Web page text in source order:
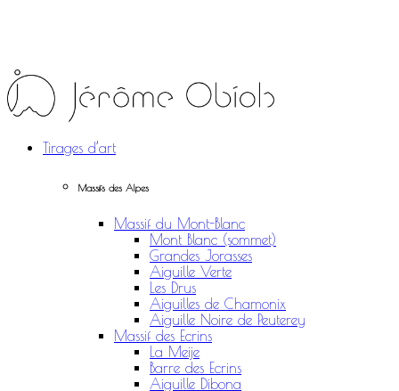
Tirages d’art
Massifs des Alpes
Massif du Mont-Blanc
Mont Blanc (sommet)
Grandes Jorasses
Aiguille Verte
Les Drus
Aiguilles de Chamonix
Aiguille Noire de Peuterey
Massif des Ecrins
La Meije
Barre des Ecrins
Aiguille Dibona